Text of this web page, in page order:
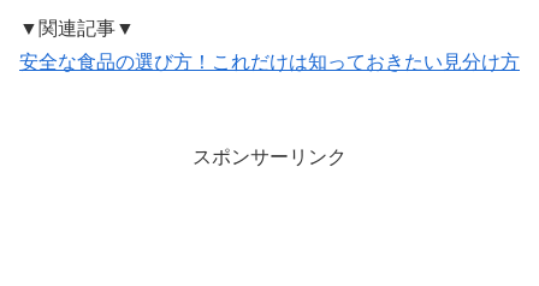
▼関連記事▼
安全な食品の選び方！これだけは知っておきたい見分け方
スポンサーリンク